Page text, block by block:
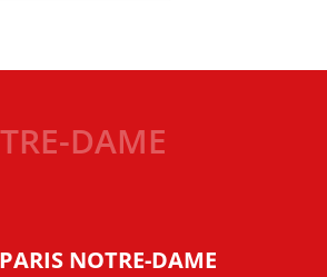
DAME
NOTRE-DAME